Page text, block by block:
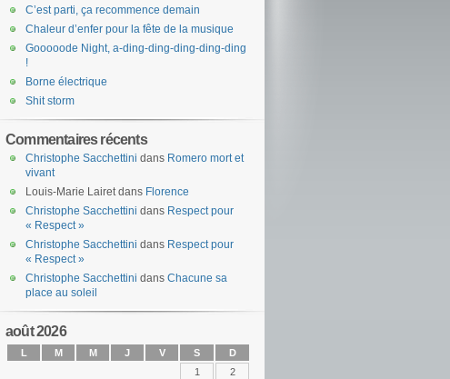
C’est parti, ça recommence demain
Chaleur d’enfer pour la fête de la musique
Gooooode Night, a-ding-ding-ding-ding-ding
!
Borne électrique
Shit storm
Commentaires récents
Christophe Sacchettini dans Romero mort et
vivant
Louis-Marie Lairetdans Florence
Christophe Sacchettini dans Respect pour
« Respect »
Christophe Sacchettini dans Respect pour
« Respect »
Christophe Sacchettini dans Chacune sa
place au soleil
août 2026
L M M J V S D
1
2